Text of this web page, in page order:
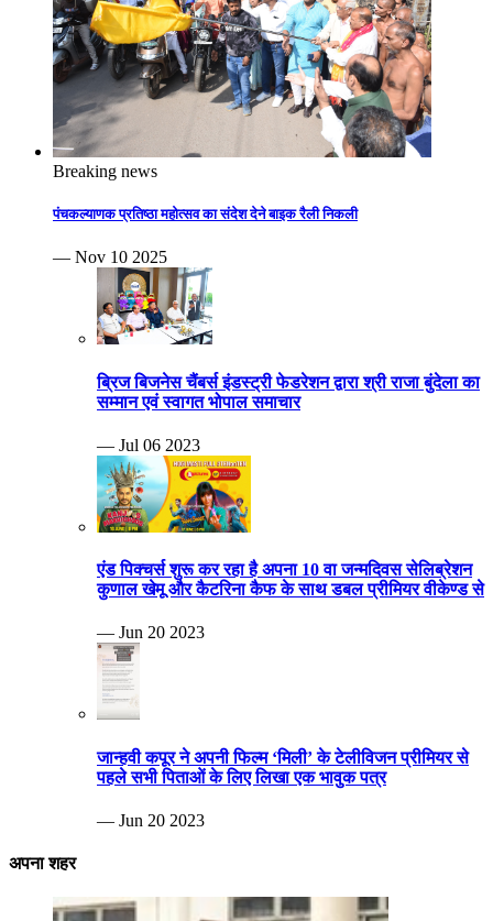
Breaking news
पंचकल्याणक प्रतिष्ठा महोत्सव का संदेश देने बाइक रैली निकली
— Nov 10 2025
ब्रिज बिजनेस चैंबर्स इंडस्ट्री फेडरेशन द्वारा श्री राजा बुंदेला का
सम्मान एवं स्वागत भोपाल समाचार
— Jul 06 2023
एंड पिक्चर्स शुरू कर रहा है अपना 10 वा जन्मदिवस सेलिब्रेशन
कुणाल खेमू और कैटरिना कैफ के साथ डबल प्रीमियर वीकेण्ड से
— Jun 20 2023
जान्हवी कपूर ने अपनी फिल्म ‘मिली’ के टेलीविजन प्रीमियर से
पहले सभी पिताओं के लिए लिखा एक भावुक पत्र
— Jun 20 2023
अपना शहर